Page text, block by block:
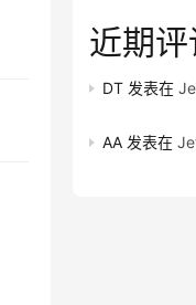
近期评
DT 发表在
AA 发表在